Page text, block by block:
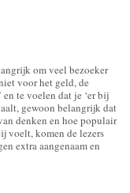
om veel bezoeker
voor het geld, de
en te voelen dat je ‘er bij
gewoon belangrijk dat
denken en hoe populair
voelt, komen de lezers
extra aangenaam en